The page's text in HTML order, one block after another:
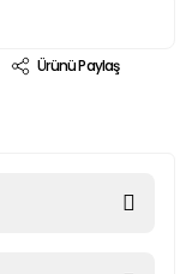
Ürünü Paylaş